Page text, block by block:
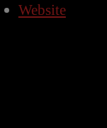
Website